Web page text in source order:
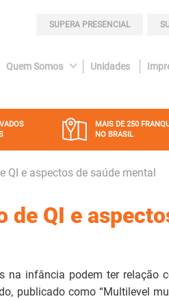
SUPERA PRESENCIAL
Quem Somos Unidades
MAIS DE 250
NO BRASIL
QI e aspectos de saúde mental
QI e
na infância podem ter
publicado como “Multilevel